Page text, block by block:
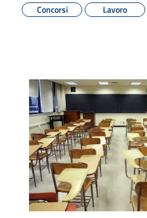
Concorsi
Lavoro